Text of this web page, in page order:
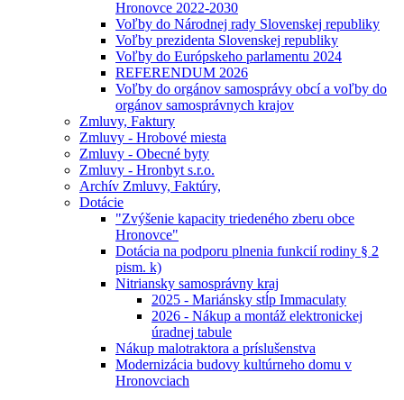
Hronovce 2022-2030
Voľby do Národnej rady Slovenskej republiky
Voľby prezidenta Slovenskej republiky
Voľby do Európskeho parlamentu 2024
REFERENDUM 2026
Voľby do orgánov samosprávy obcí a voľby do
orgánov samosprávnych krajov
Zmluvy, Faktury
Zmluvy - Hrobové miesta
Zmluvy - Obecné byty
Zmluvy - Hronbyt s.r.o.
Archív Zmluvy, Faktúry,
Dotácie
"Zvýšenie kapacity triedeného zberu obce
Hronovce"
Dotácia na podporu plnenia funkcií rodiny § 2
pism. k)
Nitriansky samosprávny kraj
2025 - Mariánsky stĺp Immaculaty
2026 - Nákup a montáž elektronickej
úradnej tabule
Nákup malotraktora a príslušenstva
Modernizácia budovy kultúrneho domu v
Hronovciach